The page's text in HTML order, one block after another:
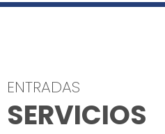
ENTRADAS
SERVICIOS